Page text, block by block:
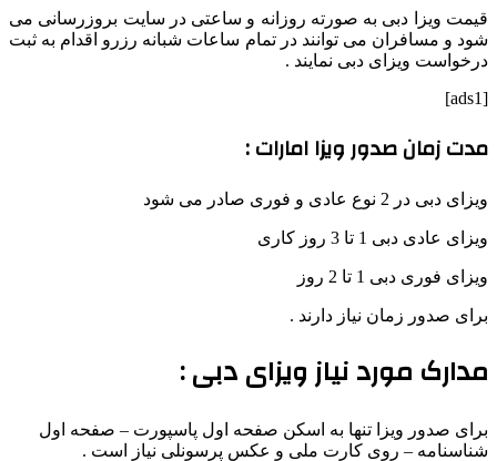
قیمت ویزا دبی به صورته روزانه و ساعتی در سایت بروزرسانی می
شود و مسافران می توانند در تمام ساعات شبانه رزرو اقدام به ثبت
درخواست ویزای دبی نمایند .
[ads1]
مدت زمان صدور ویزا امارات :
ویزای دبی در 2 نوع عادی و فوری صادر می شود
ویزای عادی دبی 1 تا 3 روز کاری
ویزای فوری دبی 1 تا 2 روز
برای صدور زمان نیاز دارند .
مدارک مورد نیاز ویزای دبی :
برای صدور ویزا تنها به اسکن صفحه اول پاسپورت – صفحه اول
شناسنامه – روی کارت ملی و عکس پرسونلی نیاز است .